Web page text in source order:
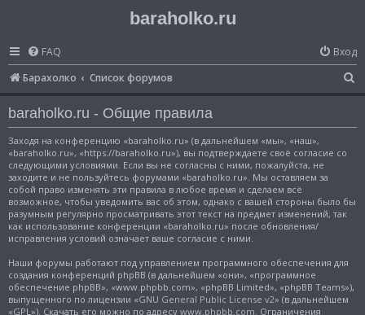
baraholko.ru
FAQ
Вход
Барахолко
Список форумов
о
baraholko.ru - Общие правила
Заходя на конференцию «baraholko.ru» (в дальнейшем «мы», «наш»,
«baraholko.ru», «https://baraholko.ru»), вы подтверждаете своё согласие со
следующими условиями. Если вы не согласны с ними, пожалуйста, не
заходите и не пользуйтесь форумами «baraholko.ru». Мы оставляем за
собой право изменять эти правила в любое время и сделаем всё
возможное, чтобы уведомить вас об этом, однако с вашей стороны было бы
разумным регулярно просматривать этот текст на предмет изменений, так
как использование конференции «baraholko.ru» после обновления/
исправления условий означает ваше согласие с ними.
Наши форумы работают под управлением программного обеспечения для
создания конференций phpBB (в дальнейшем «они», «программное
обеспечение phpBB», «www.phpbb.com», «phpBB Limited», «phpBB Teams»),
выпущенного по лицензии «GNU General Public License v2» (в дальнейшем
«GPL»). Скачать его можно по адресу www.phpbb.com. Ограничения